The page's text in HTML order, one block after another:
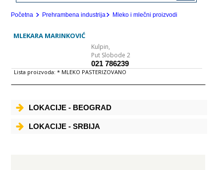
Početna Prehrambena industrija Mleko i mlečni proizvodi
MLEKARA MARINKOVIĆ
Kulpin,
Put Slobode 2
021 786239
Lista proizvoda: * MLEKO PASTERIZOVANO
LOKACIJE - BEOGRAD
LOKACIJE - SRBIJA